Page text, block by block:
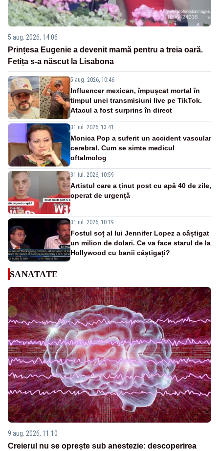
5 aug. 2026, 14:06
Prințesa Eugenie a devenit mamă pentru a treia oară.
Fetița s-a născut la Lisabona
5 aug. 2026, 10:46
Influencer mexican, împușcat mortal în
timpul unei transmisiuni live pe TikTok.
Atacul a fost surprins în direct
31 iul. 2026, 13:41
Monica Pop a suferit un accident vascular
cerebral. Cum se simte medicul
oftalmolog
31 iul. 2026, 10:59
Artistul care a ținut post cu apă 40 de zile,
operat de urgență
31 iul. 2026, 10:19
Fostul soț al lui Jennifer Lopez a câștigat
un milion de dolari. Ce va face starul de la
Hollywood cu banii câștigați?
SANATATE
9 aug. 2026, 11:10
Creierul nu se oprește sub anestezie: descoperirea